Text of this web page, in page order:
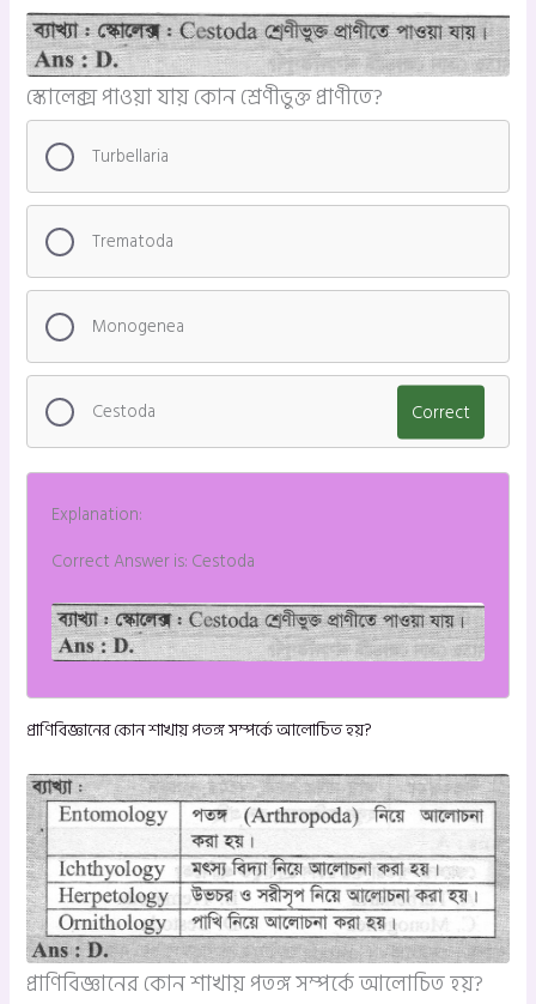
স্কোলেক্স পাওয়া যায় কোন শ্রেণীভুক্ত প্রাণীতে?
Turbellaria
Trematoda
Monogenea
Cestoda Correct
Explanation:
Correct Answer is: Cestoda
প্রাণিবিজ্ঞানের কোন শাখায় পতঙ্গ সম্পর্কে আলোচিত হয়?
প্রাণিবিজ্ঞানের কোন শাখায় পতঙ্গ সম্পর্কে আলোচিত হয়?